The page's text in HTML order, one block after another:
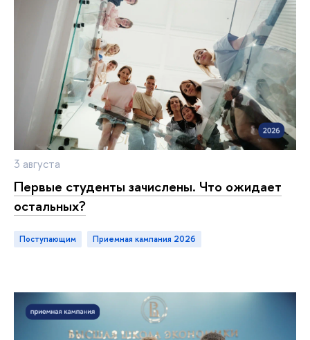
3 августа
Первые студенты зачислены. Что ожидает
остальных?
Поступающим приемная кампания 2026